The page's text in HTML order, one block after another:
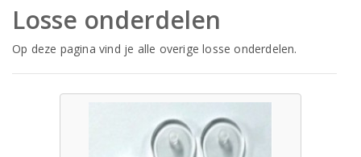
Losse onderdelen
Op deze pagina vind je alle overige losse onderdelen.